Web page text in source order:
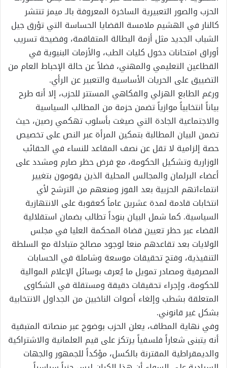
الحزب والصور التعبيرية الساخرة المعروفة بالـ ميمز تنتشر
كالنار في الهشيم ملامسة القضايا الحساسة التي تؤرق جيل
الشباب الجديد مثل أزمة البطالة المتفاقمة، وفضيحة تسريب
أوراق امتحانات دخول كليات الطب، والأزمات البنيوية في
القطاعين التعليمي والمهني، فضلاً عن حالة الإحباط العام من
التضييق على الحريات الأساسية والتعبير عن الرأي.
ورغم الطابع الهزلي والفكاهي المستتر للحزب، إلا أنه طرح
بياناً انتخابياً موازياً تضمن حزمة من المطالب السياسية
والاجتماعية الجادة التي صيغت بأسلوب تهكمي رصين، حيث
تضمن البيان المطالبة بتمكين المرأة عبر النص على تخصيص
حصة إلزامية لا تقل عن نصف المقاعد للنساء في الحقائب
الوزارية وتشكيل الحكومة، مع فرض حظر صارم ومشدد على
أعضاء البرلمان والمجالس المحلية الذين يقومون بتغيير
انتماءاتهم الحزبية بعد الفوز ومنعهم من الترشح لأي
انتخابات قادمة لمدة عشرين عاماً كعقوبة على الانتهازية
السياسية. كما شمل البيان بنوداً تطالب بضمان استقلالية
القضاء عبر حظر تعيين قضاة المحكمة العليا في مجلس
الولايات بعد تقاعدهم منعا لوجود مصالح متبادلة مع السلطة
التنفيذية، وفتح تحقيقات موسعة وشاملة في الحسابات
المصرفية ومصادر تمويل ما يُعرف بوسائل الإعلام الموالية
للحكومة، وإجراء تحقيقات دقيقة ومستقلة في الشكاوى
المتعلقة بشطب وإلغاء أصوات الناخبين من الجداول الانتخابية
بشكل غير قانوني.
وفي نهاية المطاف، يعلن الحزب بوضوح عبر منصاته المتبقية
أنه يتبنى شعاراً فلسفياً يرتكز على قيم العلمانية والاشتراكية
والديمقراطية المقترنة بالكسل، مؤكداً للجمهور والجهات